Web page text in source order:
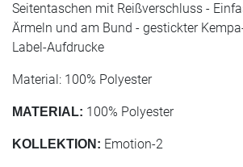
Seitentaschen mit Reißverschluss -
Ärmeln und am Bund - gestickter
Label-Aufdrucke
Material: 100% Polyester
MATERIAL: 100% Polyester
KOLLEKTION: Emotion-2